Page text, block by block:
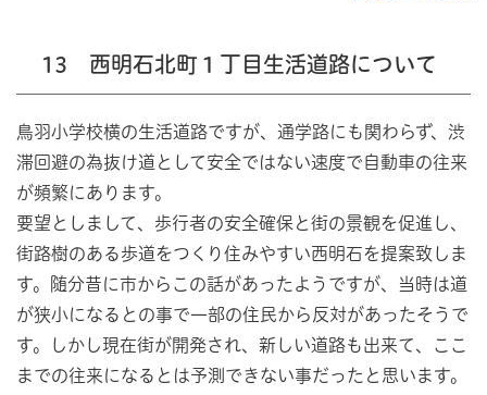
13 西明石北町１丁目生活道路について
鳥羽小学校横の生活道路ですが、通学路にも関わらず、渋
滞回避の為抜け道として安全ではない速度で自動車の往来
が頻繁にあります。
要望としまして、歩行者の安全確保と街の景観を促進し、
街路樹のある歩道をつくり住みやすい西明石を提案致しま
す。随分昔に市からこの話があったようですが、当時は道
が狭小になるとの事で一部の住民から反対があったそうで
す。しかし現在街が開発され、新しい道路も出来て、ここ
までの往来になるとは予測できない事だったと思います。